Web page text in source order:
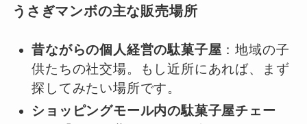
うさぎマンボの主な販売場所
昔ながらの個人経営の駄菓子屋 ：地域の子
供たちの社交場。もし近所にあれば、まず
探してみたい場所です。
ショッピングモール内の駄菓子屋チェー